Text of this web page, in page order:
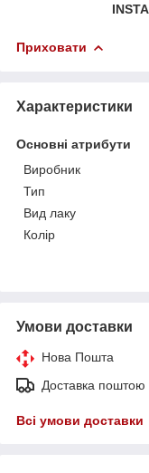
Приховати
Характеристики
Основні атрибути
Виробник
Тип
Вид лаку
Колір
Умови доставки
Нова Пошта
Доставка поштою
Всі умови доставки